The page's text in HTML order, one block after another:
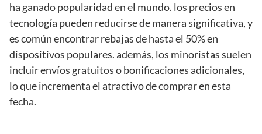
ha ganado popularidad en el mundo. los precios en
tecnología pueden reducirse de manera significativa, y
es común encontrar rebajas de hasta el 50% en
dispositivos populares. además, los minoristas suelen
incluir envíos gratuitos o bonificaciones adicionales,
lo que incrementa el atractivo de comprar en esta
fecha.